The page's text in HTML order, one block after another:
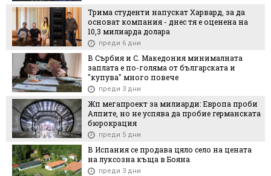
Трима студенти напускат Харвард, за да
основат компания - днес тя е оценена на
10,3 милиарда долара
преди 6 дни
В Сърбия и С. Македония минималната
заплата е по-голяма от българската и
"купува" много повече
преди 3 дни
Жп мегапроект за милиарди: Европа проби
Алпите, но не успява да пробие германската
бюрокрация
преди 5 дни
В Испания се продава цяло село на цената
на луксозна къща в Бояна
преди 3 дни